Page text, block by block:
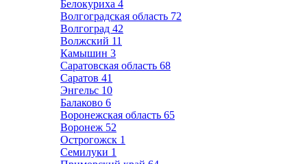
Белокуриха 4
Волгоградская область 72
Волгоград 42
Волжский 11
Камышин 3
Саратовская область 68
Саратов 41
Энгельс 10
Балаково 6
Воронежская область 65
Воронеж 52
Острогожск 1
Семилуки 1